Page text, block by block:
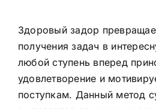
Здоровый задор
получения задач в
любой ступень вперед
удовлетворение и
поступкам. Данный метод